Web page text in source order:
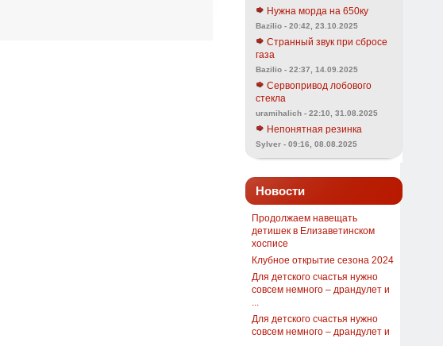
Нужна морда на 650ку
Bazilio - 20:42, 23.10.2025
Странный звук при сбросе
газа
Bazilio - 22:37, 14.09.2025
Сервопривод лобового
стекла
uramihalich - 22:10, 31.08.2025
Непонятная резинка
Sylver - 09:16, 08.08.2025
Новости
Продолжаем навещать
детишек в Елизаветинском
хосписе
Клубное открытие сезона 2024
Для детского счастья нужно
совсем немного – драндулет и
Для детского счастья нужно
совсем немного – драндулет и